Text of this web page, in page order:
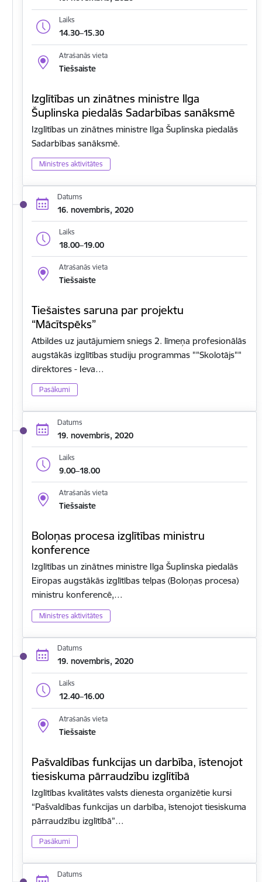
Laiks
14.30–15.30
Atrašanās vieta
Tiešsaiste
Izglītības un zinātnes ministre Ilga
Šuplinska piedalās Sadarbības sanāksmē
Izglītības un zinātnes ministre Ilga Šuplinska piedalās
Sadarbības sanāksmē.
Ministres aktivitātes
Datums
16. novembris, 2020
Laiks
18.00–19.00
Atrašanās vieta
Tiešsaiste
Tiešaistes saruna par projektu
“Mācītspēks”
Atbildes uz jautājumiem sniegs 2. līmeņa profesionālās
augstākās izglītības studiju programmas ""Skolotājs""
direktores - Ieva…
Pasākumi
Datums
19. novembris, 2020
Laiks
9.00–18.00
Atrašanās vieta
Tiešsaiste
Boloņas procesa izglītības ministru
konference
Izglītības un zinātnes ministre Ilga Šuplinska piedalās
Eiropas augstākās izglītības telpas (Boloņas procesa)
ministru konferencē,…
Ministres aktivitātes
Datums
19. novembris, 2020
Laiks
12.40–16.00
Atrašanās vieta
Tiešsaiste
Pašvaldības funkcijas un darbība, īstenojot
tiesiskuma pārraudzību izglītībā
Izglītības kvalitātes valsts dienesta organizētie kursi
“Pašvaldības funkcijas un darbība, īstenojot tiesiskuma
pārraudzību izglītībā”…
Pasākumi
Datums